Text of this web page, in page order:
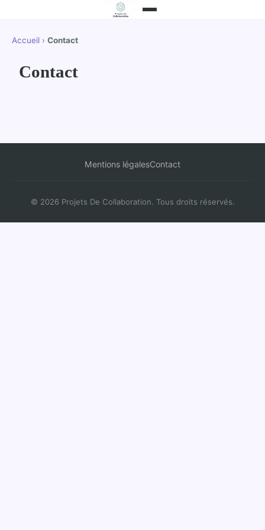
Accueil › Contact
Contact
Mentions légalesContact
© 2026 Projets De Collaboration. Tous droits réservés.